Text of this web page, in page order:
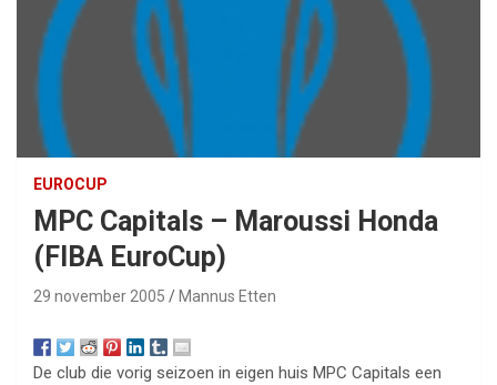
EUROCUP
MPC Capitals – Maroussi Honda
(FIBA EuroCup)
29 november 2005 Mannus Etten
De club die vorig seizoen in eigen huis MPC Capitals een